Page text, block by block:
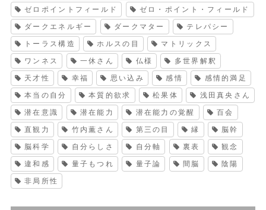
ゼロポイントフィールド ゼロ・ポイント・フィールド
ダークエネルギー ダークマター テレパシー
トーラス構造 ホルスの目 マトリックス
ワンネス 一休さん 仏様 多世界解釈
天才性 幸福 思い込み 感情 感情的満足
本当の自分 本質的欲求 松果体 浅田真央さん
潜在意識 潜在能力 潜在能力の覚醒 百会
直観力 竹内薫さん 第三の目 縁 脳幹
脳科学 自分らしさ 自分軸 裏表 観念
違和感 量子もつれ 量子論 間脳 陰陽
非局所性